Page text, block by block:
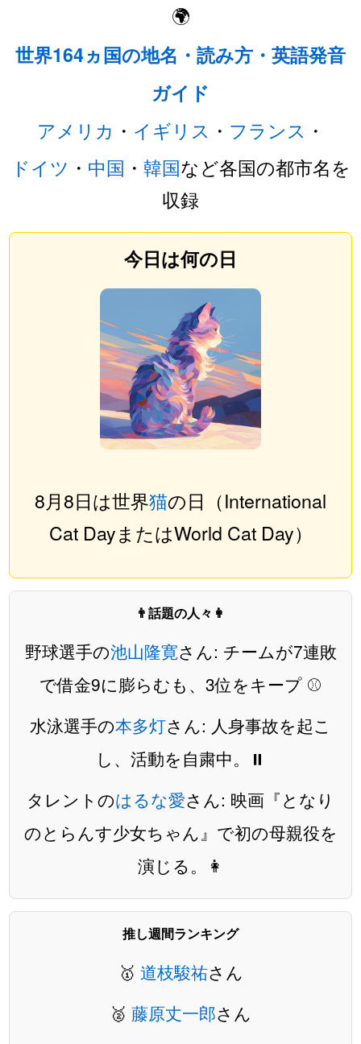
🌍
世界164ヵ国の地名・読み方・英語発音
ガイド
アメリカ ・ イギリス ・ フランス ・
ドイツ ・ 中国 ・ 韓国など各国の都市名を
収録
今日は何の日
8月8日は世界猫の日（International
Cat DayまたはWorld Cat Day）
👨話題の人々👩
野球選手の池山隆寛さん: チームが7連敗
で借金9に膨らむも、3位をキープ ⚾️
水泳選手の本多灯さん: 人身事故を起こ
し、活動を自粛中。⏸️
タレントのはるな愛さん: 映画『となり
のとらんす少女ちゃん』で初の母親役を
演じる。👩
推し週間ランキング
🥇 道枝駿祐さん
🥈 藤原丈一郎さん